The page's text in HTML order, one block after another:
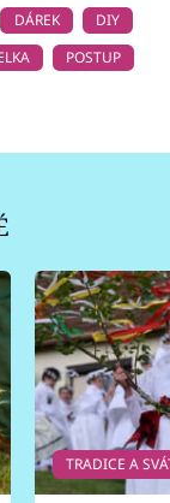
DÁREK
DIY
POSTUP
TRADICE A